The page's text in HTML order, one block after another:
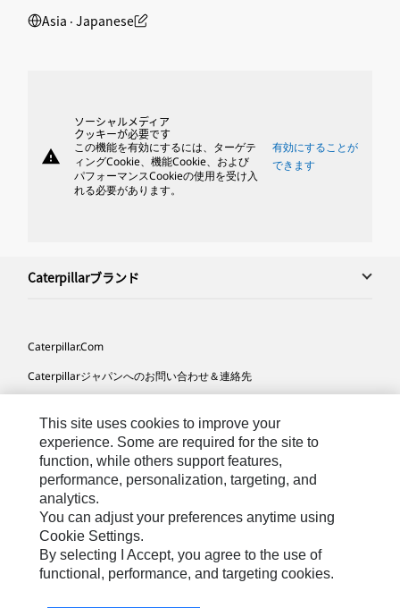
Asia ‧ Japanese
warning
ソーシャルメディア
クッキーが必要です
この機能を有効にするには、ターゲテ
ィングCookie、機能Cookie、および
パフォーマンスCookieの使用を受け入
れる必要があります。
有効にすることが
できます
Caterpillarブランド
Caterpillar.com
Caterpillarジャパンへのお問い合わせ＆連絡先
サイト･マップ
Cookie Settings
法的事項
プライバシー
This site uses cookies to improve your
experience. Some are required for the site to
function, while others support features,
performance, personalization, targeting, and
analytics.
You can adjust your preferences anytime using
Cookie Settings.
By selecting I Accept, you agree to the use of
functional, performance, and targeting cookies.